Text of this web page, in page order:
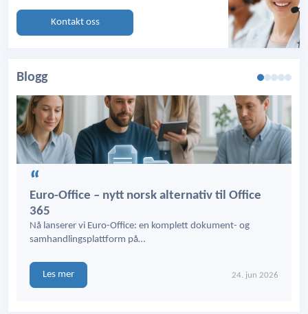
Kontakt oss
Blogg
Euro-Office – nytt norsk alternativ til Office
365
Nå lanserer vi Euro-Office: en komplett dokument- og
samhandlingsplattform på…
Les mer 24. jun 2026